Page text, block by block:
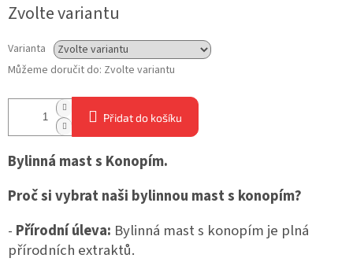
cena:
Zvolte variantu
Varianta
Můžeme doručit do: Zvolte variantu
Přidat do košíku
Bylinná mast s Konopím.
Proč si vybrat naši bylinnou mast s konopím?
- Přírodní úleva: Bylinná mast s konopím je plná
přírodních extraktů.